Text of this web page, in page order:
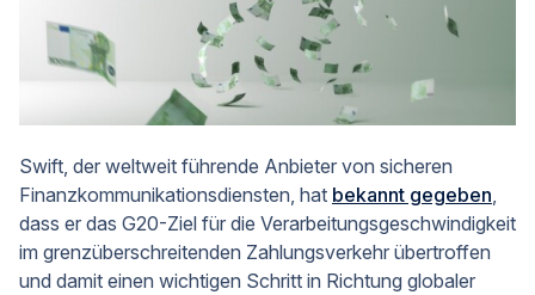
Swift, der weltweit führende Anbieter von sicheren
Finanzkommunikationsdiensten, hat bekannt gegeben,
dass er das G20-Ziel für die Verarbeitungsgeschwindigkeit
im grenzüberschreitenden Zahlungsverkehr übertroffen
und damit einen wichtigen Schritt in Richtung globaler